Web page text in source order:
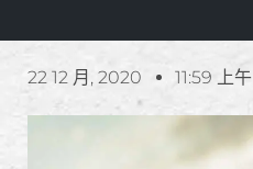
22 12 月, 2020 11:59 上午